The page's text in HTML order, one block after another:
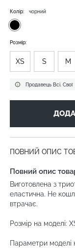
Продавець Всі. Свої
Колір: чорний
Розмір:
XS S M
ПОВНИЙ ОПИС
Повний опис
Виготовлена з
еластична. Не
втрачає.
Розмір на моделі:
Параметри моделі